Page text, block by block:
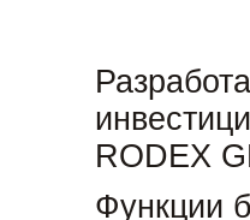
RODEX
Функции